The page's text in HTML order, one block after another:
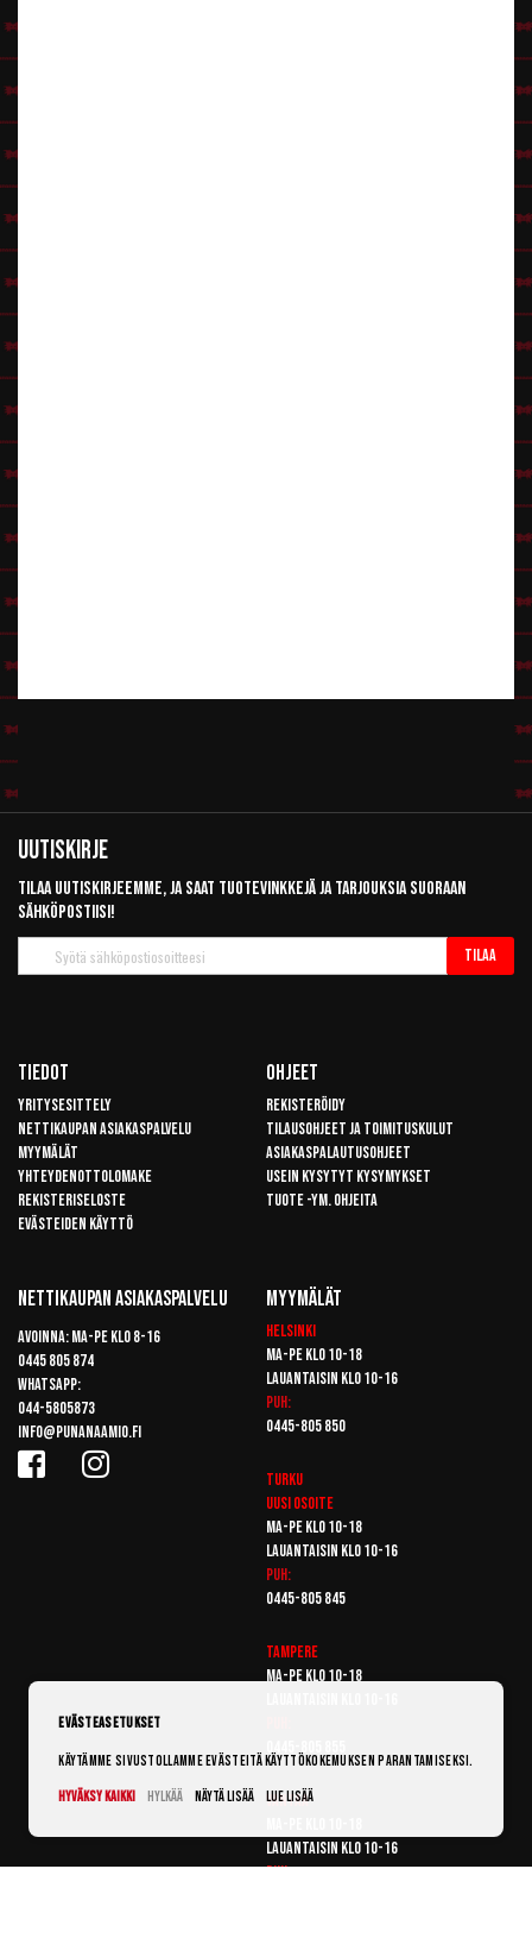
Uutiskirje
Tilaa uutiskirjeemme, ja saat tuotevinkkejä ja tarjouksia suoraan
sähköpostiisi!
uutiskirje
Tilaa
Tiedot
Yritysesittely
Nettikaupan asiakaspalvelu
Myymälät
Yhteydenottolomake
Rekisteriseloste
Evästeiden käyttö
Ohjeet
Rekisteröidy
Tilausohjeet ja toimituskulut
Asiakaspalautusohjeet
Usein kysytyt kysymykset
Tuote -ym. ohjeita
Nettikaupan Asiakaspalvelu
Avoinna: Ma-pe klo 8-16
0445 805 874
Whatsapp:
044-5805873
info@punanaamio.fi
Myymälät
Helsinki
Ma-pe klo 10-18
Lauantaisin klo 10-16
Puh:
0445-805 850
Turku
Uusi osoite
Ma-pe klo 10-18
Lauantaisin klo 10-16
Puh:
0445-805 845
Tampere
Ma-pe klo 10-18
Vantaa
Lauantaisin klo 10-16
Puh:
Evästeasetukset
Käytämme sivustollamme evästeitä käyttökokemuksen parantamiseksi.
Hyväksy kaikki
Hylkää Näytä lisää Lue lisää